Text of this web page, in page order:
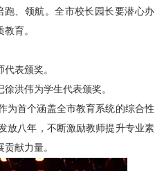
、领航。全市校长园长要潜心办
育。
表颁奖。
洪伟为学生代表颁奖。
为首个涵盖全市教育系统的综合性
放八年，不断激励教师提升专业素
献力量。